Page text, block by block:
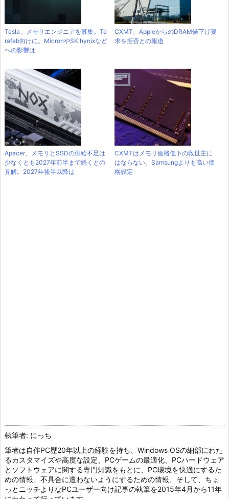
Tesla、メモリエンジニアを募集。Te
rafab向けに。MicronやSK hynixなど
への影響は
CXMT、AppleからのDRAM値下げ要
求を拒否との報道
Apacer、メモリとSSDの供給不足は
少なくとも2027年前半まで続くとの
見解。2027年後半以降は
CXMTはメモリ価格低下の救世主に
はならない。Samsungよりも高い価
格設定
執筆者: にっち
筆者は自作PC歴20年以上の経験を持ち、Windows OSの細部にわた
るカスタマイズや高度な設定、PCゲームの最適化、PCハードウェア
とソフトウェアに関する専門知識をもとに、PC環境を快適にするた
めの情報、不具合に遭わないようにするための情報、そして、ちょ
っとニッチよりなPCユーザー向け記事の執筆を2015年4月から11年